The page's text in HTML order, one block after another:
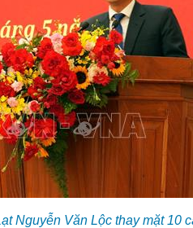
Nguyễn Văn Lộc thay mặt 10